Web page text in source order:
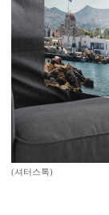
(셔터스톡)